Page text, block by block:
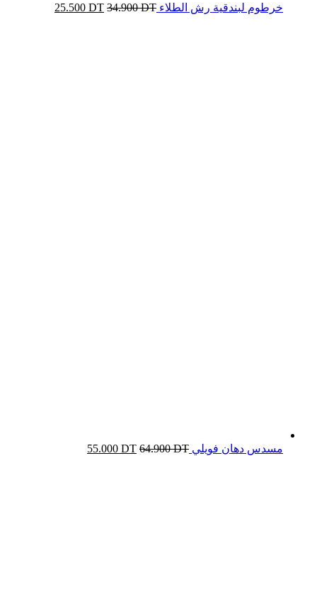
خرطوم لبندقية رش الطلاء 34.900DT
25.500 DT
مسدس دهان فويلي 64.900DT
55.000 DT